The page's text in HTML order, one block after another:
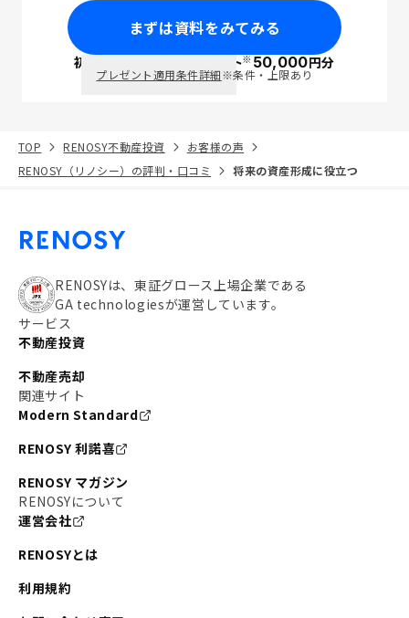
まずは資料をみてみる
初回面談で ポイント※50,000円分
プレゼント適用条件詳細※条件・上限あり
TOP RENOSY不動産投資
お客様の声
RENOSY（リノシー）の評判・口コミ
将来の資産形成に役立つ
RENOSYは、東証グロース上場企業である
GA technologiesが運営しています。
サービス
不動産投資
不動産売却
関連サイト
Modern Standard
RENOSY 利諾喜
RENOSY マガジン
RENOSYについて
運営会社
RENOSYとは
利用規約